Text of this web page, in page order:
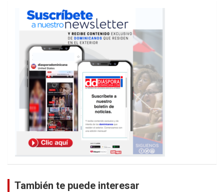
También te puede interesar